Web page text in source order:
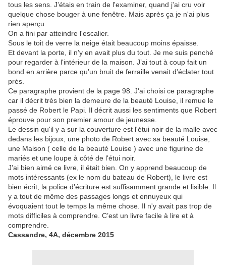
tous les sens. J'étais en train de l'examiner, quand j'ai cru voir
quelque chose bouger à une fenêtre. Mais après ça je n'ai plus
rien aperçu.
On a fini par atteindre l'escalier.
Sous le toit de verre la neige était beaucoup moins épaisse.
Et devant la porte, il n'y en avait plus du tout. Je me suis penché
pour regarder à l'intérieur de la maison. J’ai tout à coup fait un
bond en arrière parce qu’un bruit de ferraille venait d'éclater tout
près.
Ce paragraphe provient de la page 98. J'ai choisi ce paragraphe
car il décrit très bien la demeure de la beauté Louise, il remue le
passé de Robert le Papi. Il décrit aussi les sentiments que Robert
éprouve pour son premier amour de jeunesse.
Le dessin qu'il y a sur la couverture est l'étui noir de la malle avec
dedans les bijoux, une photo de Robert avec sa beauté Louise,
une Maison ( celle de la beauté Louise ) avec une figurine de
mariés et une loupe à côté de l'étui noir.
J'ai bien aimé ce livre, il était bien. On y apprend beaucoup de
mots intéressants (ex le nom du bateau de Robert), le livre est
bien écrit, la police d’écriture est suffisamment grande et lisible. Il
y a tout de même des passages longs et ennuyeux qui
évoquaient tout le temps la même chose. Il n'y avait pas trop de
mots difficiles à comprendre. C’est un livre facile à lire et à
comprendre.
Cassandre, 4A, décembre 2015